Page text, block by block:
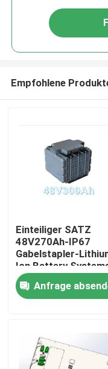
Haus
Produkte
Fabrik-Ausflug
Empfohlene
Einteiliger SATZ
48V270Ah-IP67
Gabelstapler-
Ion Battery
Anfrage